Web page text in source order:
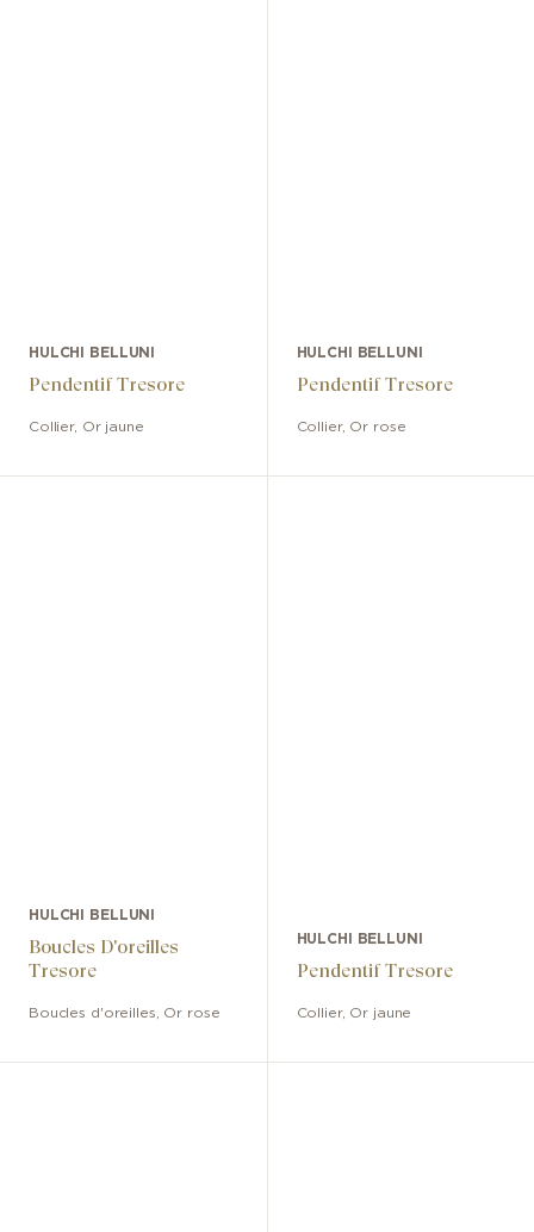
HULCHI BELLUNI
Pendentif Tresore
Collier, Or jaune
HULCHI BELLUNI
Pendentif Tresore
Collier, Or rose
HULCHI BELLUNI
Boucles D'oreilles
Tresore
Boucles d'oreilles Or rose
HULCHI BELLUNI
Pendentif Tresore
Collier, Or jaune